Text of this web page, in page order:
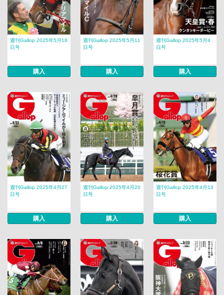
週刊Gallop 2025年5月18
日号
購入
週刊Gallop 2025年5月11
日号
購入
週刊Gallop 2025年5月4
日号
購入
週刊Gallop 2025年4月27
日号
購入
週刊Gallop 2025年4月20
日号
購入
週刊Gallop 2025年4月13
日号
購入